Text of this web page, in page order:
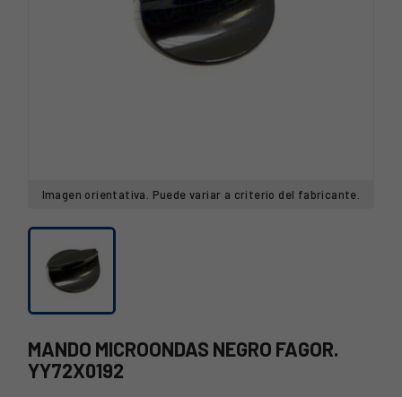
Imagen orientativa. Puede variar a criterio del fabricante.
MANDO MICROONDAS NEGRO FAGOR.
YY72X0192